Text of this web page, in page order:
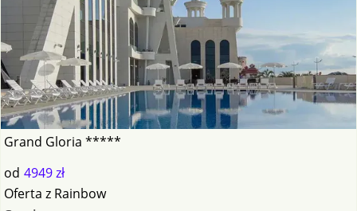
Grand Gloria *****
od 4949 zł
Oferta z Rainbow